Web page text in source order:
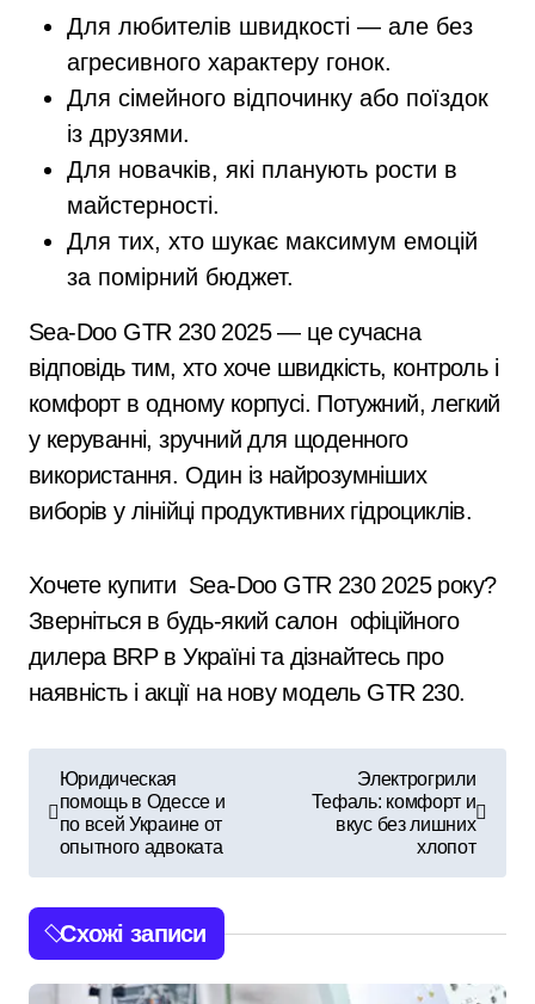
Для любителів швидкості — але без
агресивного характеру гонок.
Для сімейного відпочинку або поїздок
із друзями.
Для новачків, які планують рости в
майстерності.
Для тих, хто шукає максимум емоцій
за помірний бюджет.
Sea-Doo GTR 230 2025 — це сучасна
відповідь тим, хто хоче швидкість, контроль і
комфорт в одному корпусі. Потужний, легкий
у керуванні, зручний для щоденного
використання. Один із найрозумніших
виборів у лінійці продуктивних гідроциклів.
Хочете купити Sea-Doo GTR 230 2025 року?
Зверніться в будь-який салон офіційного
дилера BRP в Україні та дізнайтесь про
наявність і акції на нову модель GTR 230.
в
і
г
Юридическая
помощь в Одессе и
по всей Украине от
опытного адвоката
Электрогрили
Тефаль: комфорт и
вкус без лишних
хлопот
Схожі записи